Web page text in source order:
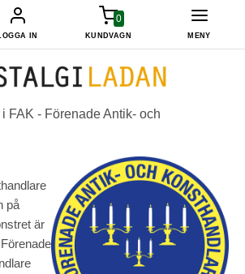
IN
0
KUNDVAGN MENY
FAK - Förenade Antik- och
på
är